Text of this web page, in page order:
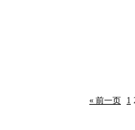
« 前一页 1